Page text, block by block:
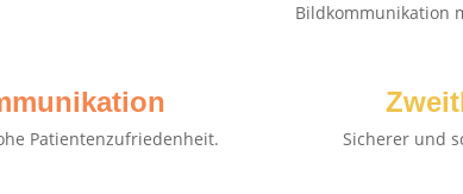
Bildkommunikation
Patientenzufriedenheit. Sicherer und